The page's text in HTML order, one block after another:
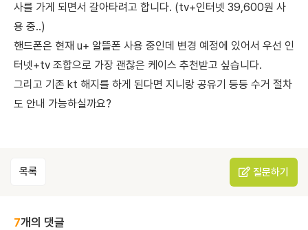
사를 가게 되면서 갈아타려고 합니다. (tv+인터넷 39,600원 사
용 중..)
핸드폰은 현재 u+ 알뜰폰 사용 중인데 변경 예정에 있어서 우선 인
터넷+tv 조합으로 가장 괜찮은 케이스 추천받고 싶습니다.
그리고 기존 kt 해지를 하게 된다면 지니랑 공유기 등등 수거 절차
도 안내 가능하실까요?
목록 질문하기
7개의 댓글